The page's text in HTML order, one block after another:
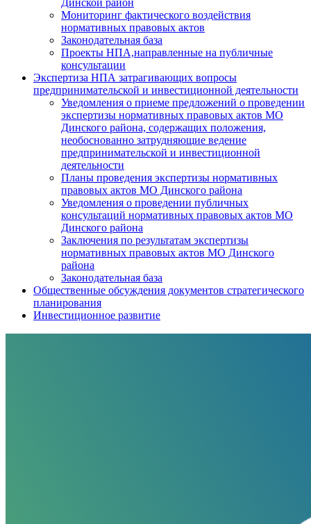
Мониторинг фактического воздействия
нормативных правовых актов
Законодательная база
Проекты НПА,направленные на публичные
консультации
Экспертиза НПА затрагивающих вопросы
предпринимательской и инвестиционной деятельности
Уведомления о приеме предложений о проведении
экспертизы нормативных правовых актов МО
Динского района, содержащих положения,
необоснованно затрудняющие ведение
предпринимательской и инвестиционной
деятельности
Планы проведения экспертизы нормативных
правовых актов МО Динского района
Уведомления о проведении публичных
консультаций нормативных правовых актов МО
Динского района
Заключения по результатам экспертизы
нормативных правовых актов МО Динского
района
Законодательная база
Общественные обсуждения документов стратегического
планирования
Инвестиционное развитие